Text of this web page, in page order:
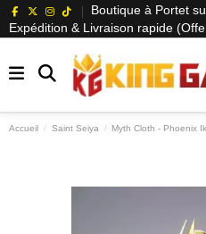
Boutique à Portet
Expédition & Livraison rapide
Accueil Saint Seiya Myth Cloth - Phoenix